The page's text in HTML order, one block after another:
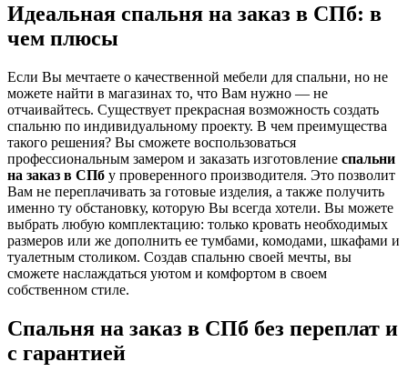
Идеальная спальня на заказ в СПб: в
чем плюсы
Если Вы мечтаете о качественной мебели для спальни, но не
можете найти в магазинах то, что Вам нужно — не
отчаивайтесь. Существует прекрасная возможность создать
спальню по индивидуальному проекту. В чем преимущества
такого решения? Вы сможете воспользоваться
профессиональным замером и заказать изготовление спальни
на заказ в СПб у проверенного производителя. Это позволит
Вам не переплачивать за готовые изделия, а также получить
именно ту обстановку, которую Вы всегда хотели. Вы можете
выбрать любую комплектацию: только кровать необходимых
размеров или же дополнить ее тумбами, комодами, шкафами и
туалетным столиком. Создав спальню своей мечты, вы
сможете наслаждаться уютом и комфортом в своем
собственном стиле.
Спальня на заказ в СПб без переплат и
с гарантией